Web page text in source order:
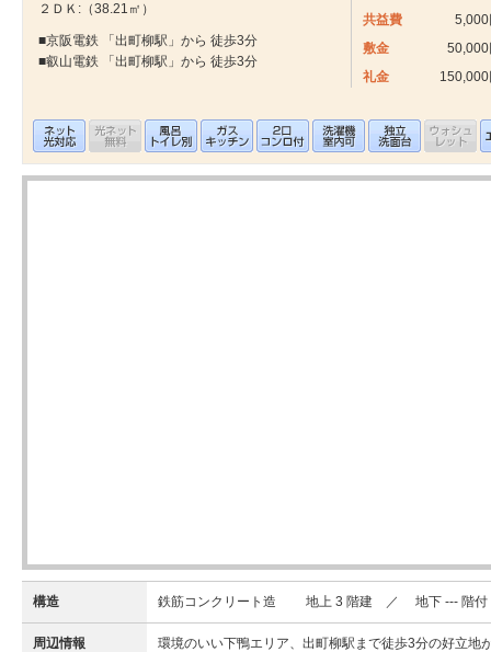
２ＤＫ:（38.21㎡）
■京阪電鉄 「出町柳駅」から 徒歩3分
■叡山電鉄 「出町柳駅」から 徒歩3分
共益費
5,000
敷金
50,000
礼金
150,000
構造 鉄筋コンクリート造 地上 3 階建 ／ 地下 --- 階付
周辺情報 環境のいい下鴨エリア、出町柳駅まで徒歩3分の好立地